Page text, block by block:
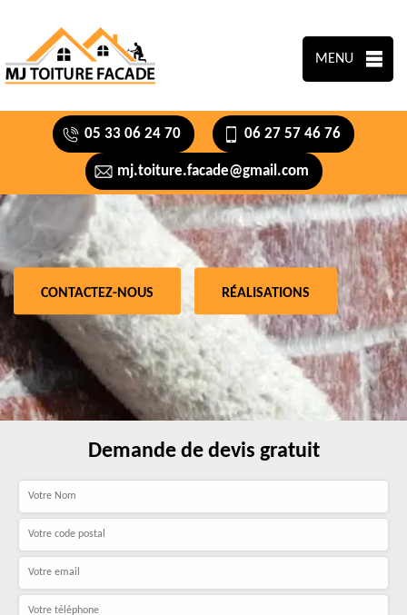
MENU
05 33 06 24 70 06 27 57 46 76
mj.toiture.facade@gmail.com
CONTACTEZ-NOUS RÉALISATIONS
Demande de devis gratuit